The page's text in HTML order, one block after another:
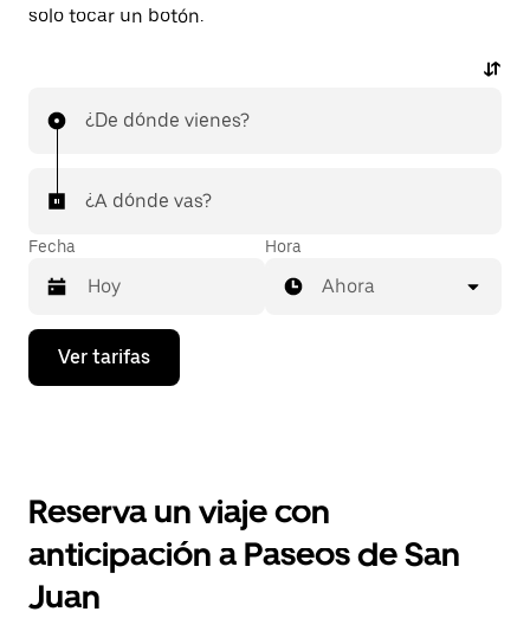
solo tocar un botón.
¿De dónde vienes?
¿A dónde vas?
Fecha
Presiona
flecha
el
y
selecciona
una
Hora
Ahora
Ver tarifas
Reserva un viaje con
anticipación a Paseos de San
Juan